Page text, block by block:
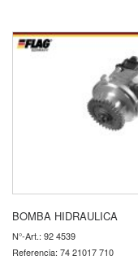
BOMBA HIDRAULICA
N°-Art.: 92 4539
Referencia: 74 21017 710